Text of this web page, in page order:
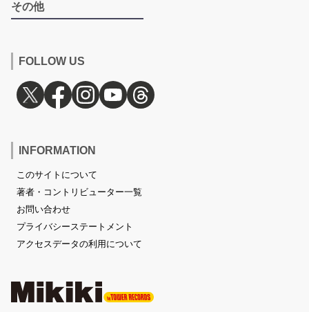
その他
FOLLOW US
INFORMATION
このサイトについて
著者・コントリビューター一覧
お問い合わせ
プライバシーステートメント
アクセスデータの利用について